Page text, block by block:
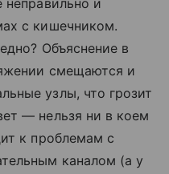
с кишечником.
Объяснение в
смещаются и
узлы, что грозит
— нельзя ни в коем
к проблемам с
каналом (а у